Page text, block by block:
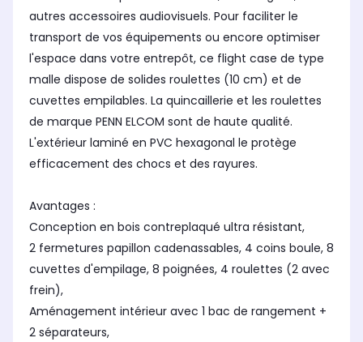
autres accessoires audiovisuels. Pour faciliter le
transport de vos équipements ou encore optimiser
l'espace dans votre entrepôt, ce flight case de type
malle dispose de solides roulettes (10 cm) et de
cuvettes empilables. La quincaillerie et les roulettes
de marque PENN ELCOM sont de haute qualité.
L'extérieur laminé en PVC hexagonal le protège
efficacement des chocs et des rayures.
Avantages :
Conception en bois contreplaqué ultra résistant,
2 fermetures papillon cadenassables, 4 coins boule, 8
cuvettes d'empilage, 8 poignées, 4 roulettes (2 avec
frein),
Aménagement intérieur avec 1 bac de rangement +
2 séparateurs,